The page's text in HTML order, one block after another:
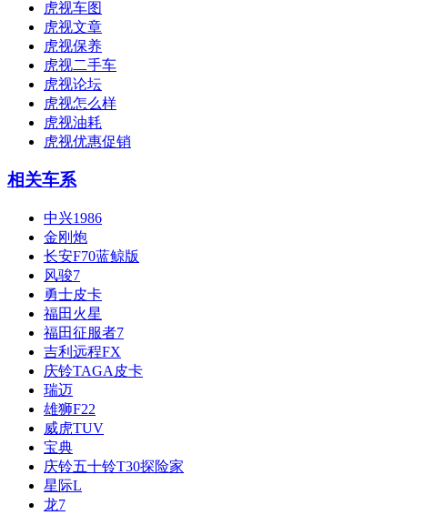
虎视车图
虎视文章
虎视保养
虎视二手车
虎视论坛
虎视怎么样
虎视油耗
虎视优惠促销
相关车系
中兴1986
金刚炮
长安F70蓝鲸版
风骏7
勇士皮卡
福田火星
福田征服者7
吉利远程FX
庆铃TAGA皮卡
瑞迈
雄狮F22
威虎TUV
宝典
庆铃五十铃T30探险家
星际L
龙7